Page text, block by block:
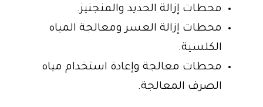
محطات إزالة الحديد والمنجنيز.
محطات إزالة العسر ومعالجة المياه
الكلسية.
محطات معالجة وإعادة استخدام مياه
الصرف المعالجة.